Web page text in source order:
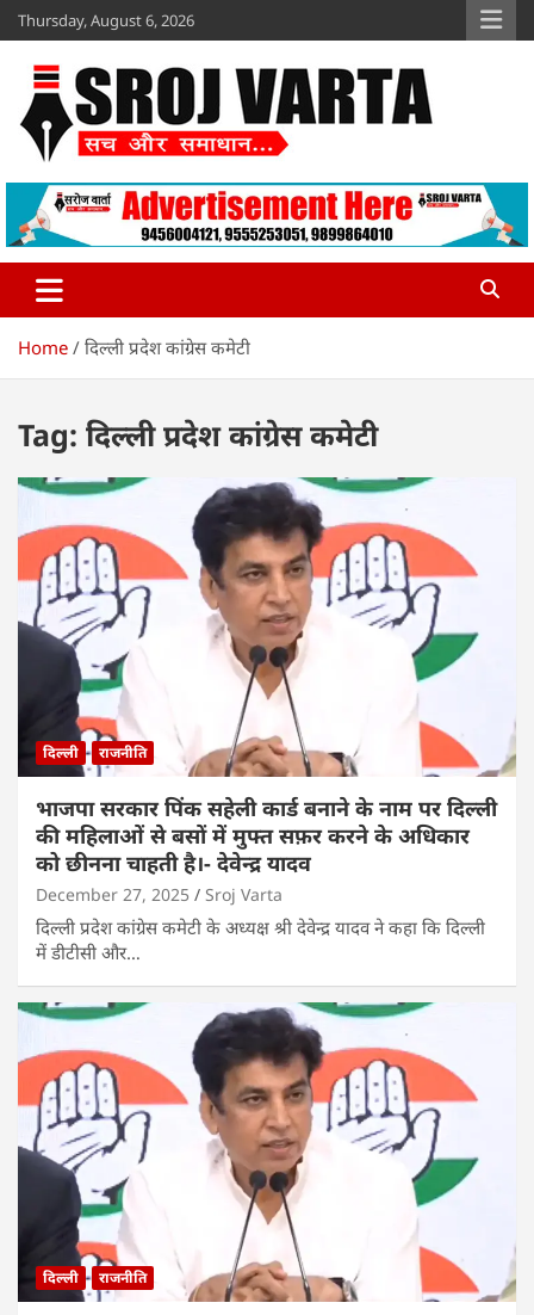
Skip
to
content
Thursday, August 6, 2026
Sroj Varta
www.srojvarta.in
Home दिल्ली प्रदेश कांग्रेस कमेटी
Tag: दिल्ली प्रदेश कांग्रेस कमेटी
दिल्ली राजनीति
भाजपा सरकार पिंक सहेली कार्ड बनाने के नाम पर दिल्ली
की महिलाओं से बसों में मुफ्त सफ़र करने के अधिकार
को छीनना चाहती है।- देवेन्द्र यादव
December 27, 2025 Sroj Varta
दिल्ली प्रदेश कांग्रेस कमेटी के अध्यक्ष श्री देवेन्द्र यादव ने कहा कि दिल्ली
में डीटीसी और…
दिल्ली राजनीति